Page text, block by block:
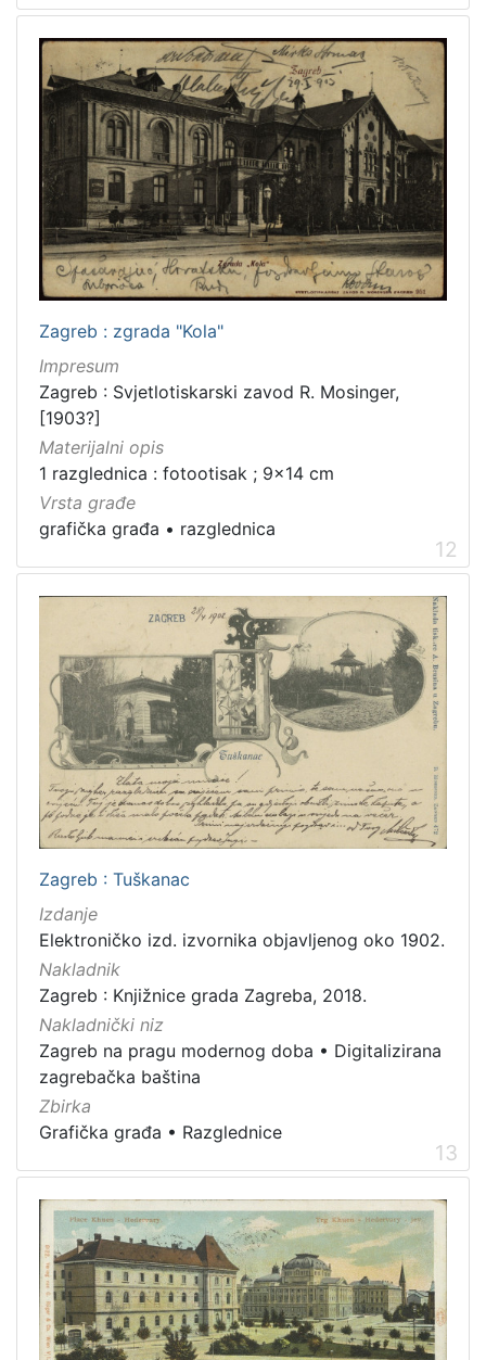
Zagreb : zgrada "Kola"
Impresum
Zagreb : Svjetlotiskarski zavod R. Mosinger,
[1903?]
Materijalni opis
1 razglednica : fotootisak ; 9x14 cm
Vrsta građe
grafička građa • razglednica
12
Zagreb : Tuškanac
Izdanje
Elektroničko izd. izvornika objavljenog oko 1902.
Nakladnik
Zagreb : Knjižnice grada Zagreba, 2018.
Nakladnički niz
Zagreb na pragu modernog doba • Digitalizirana
zagrebačka baština
Zbirka
Grafička građa • Razglednice
13